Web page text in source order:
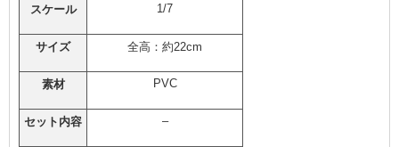
スケール 1/7
サイズ 全高：約22cm
素材 PVC
セット内容 –